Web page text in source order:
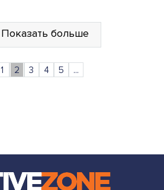
Показать больше
1 2 3 4 5 ...